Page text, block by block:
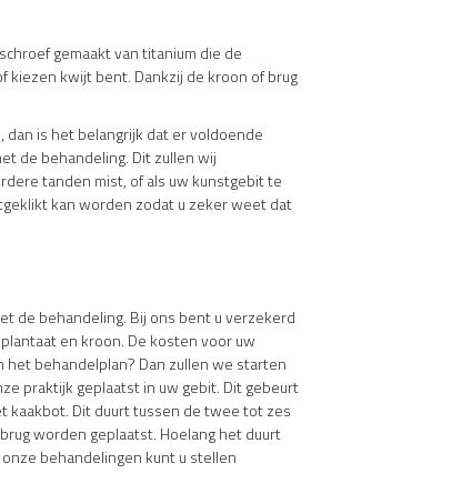
gemaakt van titanium die de
kiezen kwijt bent. Dankzij de kroon of brug
is het belangrijk dat er voldoende
de behandeling. Dit zullen wij
tanden mist, of als uw kunstgebit te
kan worden zodat u zeker weet dat
de behandeling. Bij ons bent u verzekerd
en kroon. De kosten voor uw
behandelplan? Dan zullen we starten
praktijk geplaatst in uw gebit. Dit gebeurt
kaakbot. Dit duurt tussen de twee tot zes
worden geplaatst. Hoelang het duurt
behandelingen kunt u stellen